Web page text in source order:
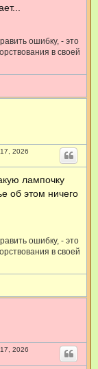
ошибку, - это
в своей
2026
лампочку
об этом ничего
ошибку, - это
в своей
2026